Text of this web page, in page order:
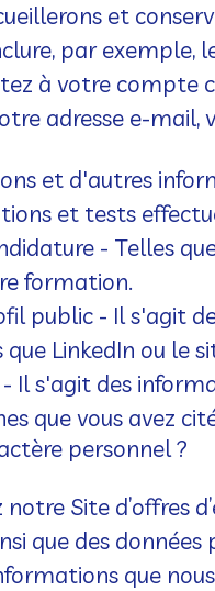
et
par exemple,
à votre compte
adresse e-
et d'autres
et tests
- Telles
formation.
public - Il s'agit
LinkedIn ou le
- Il s'agit des
que vous avez
personnel ?
notre Site d’offres
que des
que